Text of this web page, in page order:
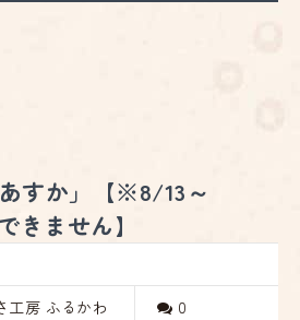
すか」【※8/13～
きません】
工房 ふるかわ
0